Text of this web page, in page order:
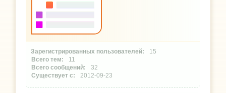
15
11
32
2012-09-23